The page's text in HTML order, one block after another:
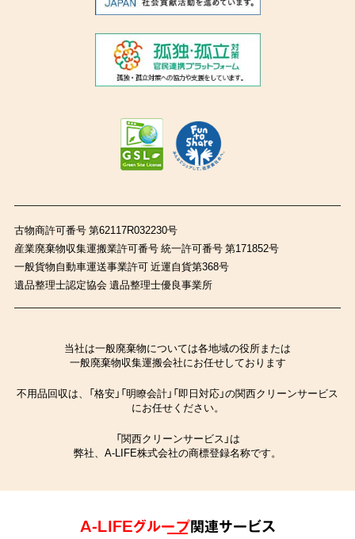
古物商許可番号 第62117R032230号
産業廃棄物収集運搬業許可番号 統一許可番号 第171852号
一般貨物自動車運送事業許可 近運自貨第368号
遺品整理士認定協会 遺品整理士優良事業所
当社は一般廃棄物については各地域の役所または
一般廃棄物収集運搬会社にお任せしております
不用品回収は、「格安」「明瞭会計」「即日対応」の関西クリーンサービス
にお任せください。
「関西クリーンサービス」は
弊社、A-LIFE株式会社の商標登録名称です。
A-LIFEグループ関連サービス